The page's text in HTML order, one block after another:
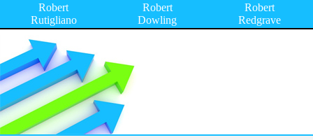
Robert
Rutigliano
Robert
Dowling
Robert
Redgrave